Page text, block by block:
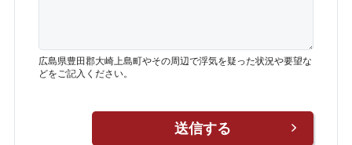
広島県豊田郡大崎上島町やその周辺で浮気を疑った状況や要望な
どをご記入ください。